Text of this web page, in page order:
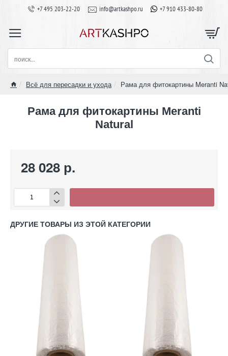
+7 495 203-22-20 info@artkashpo.ru +7 910 433-80-80
поиск...
Всё для пересадки и ухода Рама для фитокартины Meranti
Рама для фитокартины Meranti
Natural
28 028 р.
ДРУГИЕ ТОВАРЫ ИЗ ЭТОЙ КАТЕГОРИИ